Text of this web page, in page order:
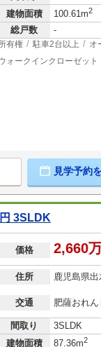
建物面積
100.61m2
総戸数 -
有権 駐車2台以上 オ
ォークインクローゼット
見学予約
3SLDK
価格 2,660
住所 鹿児島県
交通 肥薩おれ
間取り
3SLDK
建物面積
87.36m2